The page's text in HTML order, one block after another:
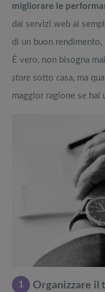
migliorare le
dai servizi web ai
di un buon rendimento,
È vero, non bisogna
store sotto casa, ma
maggior ragione se hai
1 Organizzare il